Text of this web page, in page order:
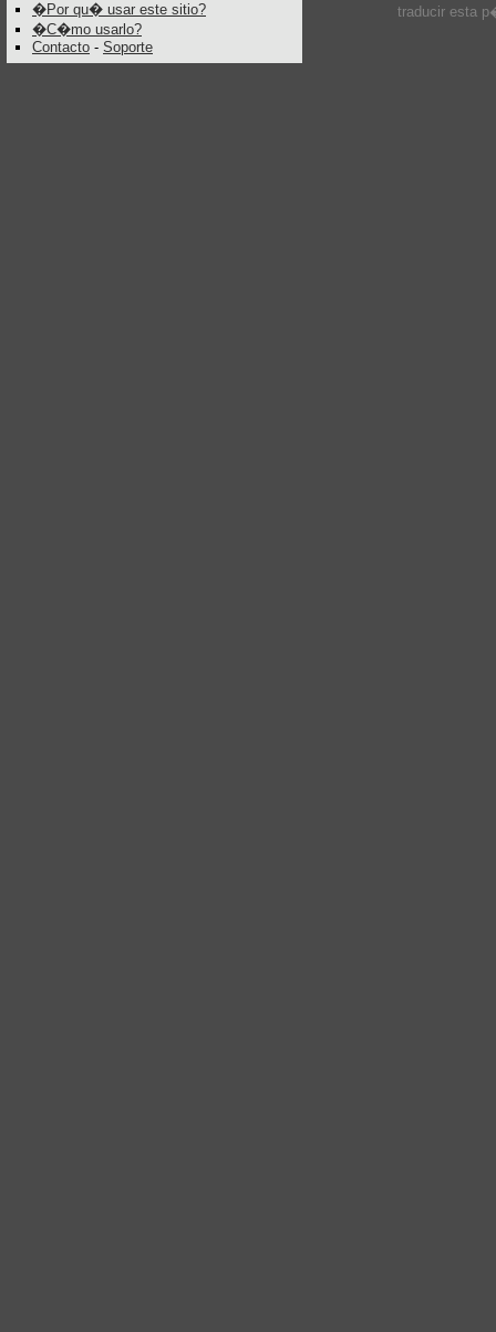
�Por qu� usar este sitio?
�C�mo usarlo?
Contacto - Soporte
traducir esta